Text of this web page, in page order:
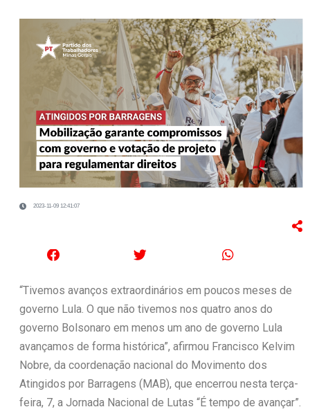
2023-11-09 12:41:07
“Tivemos avanços extraordinários em poucos meses de
governo Lula. O que não tivemos nos quatro anos do
governo Bolsonaro em menos um ano de governo Lula
avançamos de forma histórica”, afirmou Francisco Kelvim
Nobre, da coordenação nacional do Movimento dos
Atingidos por Barragens (MAB), que encerrou nesta terça-
feira, 7, a Jornada Nacional de Lutas “É tempo de avançar”.